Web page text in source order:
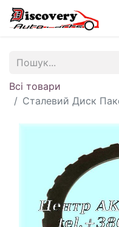
Всі товари
Сталевий Диск